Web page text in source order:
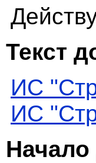
Текст
ИС
ИС
Начало